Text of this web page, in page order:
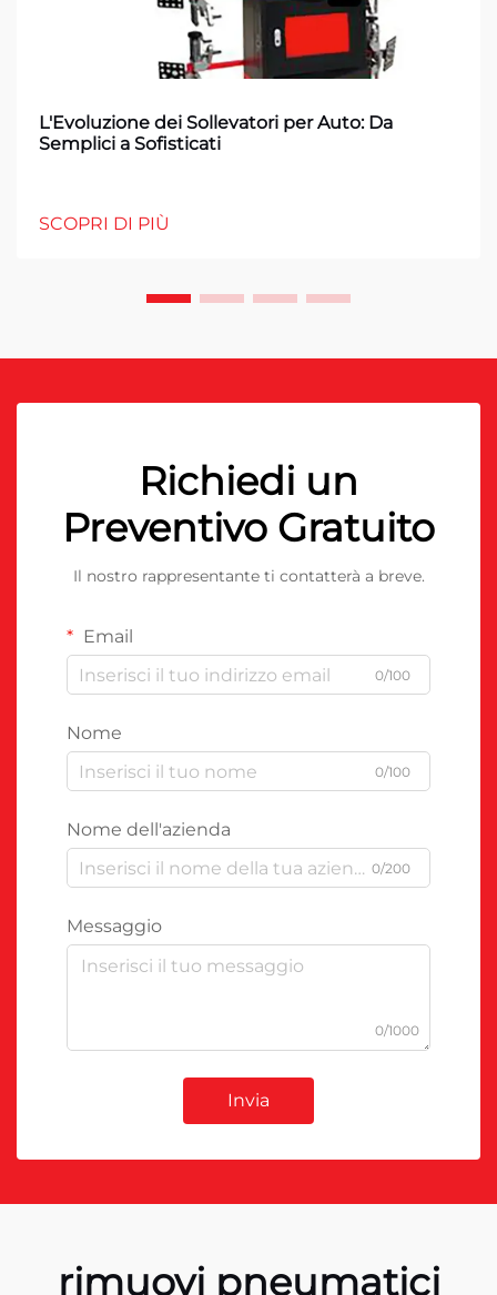
L'Evoluzione dei Sollevatori per Auto: Da
Semplici a Sofisticati
SCOPRI DI PIÙ
Richiedi un
Preventivo Gratuito
Il nostro rappresentante ti contatterà a breve.
Email
0/100
Nome
0/100
Nome dell'azienda
0/200
Messaggio
0/1000
Invia
rimuovi pneumatici